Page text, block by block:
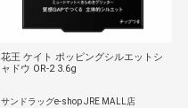
花王 ケイト ポッピングシルエットシ
ャドウ OR-2 3.6g
サンドラッグe-shop JRE MALL店